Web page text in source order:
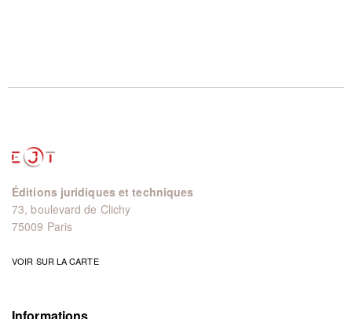
Éditions juridiques et techniques
73, boulevard de Clichy
75009 Paris
VOIR SUR LA CARTE
Informations